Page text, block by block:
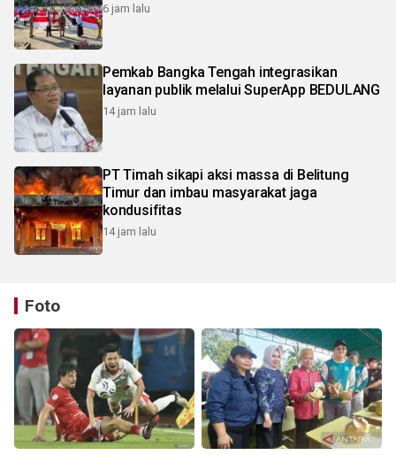
6 jam lalu
Pemkab Bangka Tengah integrasikan
layanan publik melalui SuperApp BEDULANG
14 jam lalu
PT Timah sikapi aksi massa di Belitung
Timur dan imbau masyarakat jaga
kondusifitas
14 jam lalu
Foto